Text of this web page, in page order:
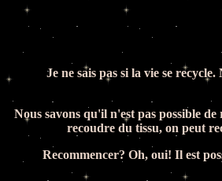
Je ne sais pas si la vie se
Nous savons qu'il n'est pas possible
recoudre du tissu, on peut
Recommencer? Oh, oui! Il est